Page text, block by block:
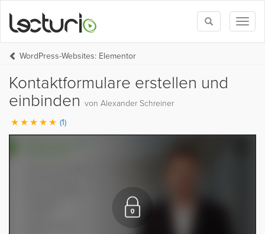
Toggle
search
WordPress-Websites: Elementor
Kontaktformulare erstellen und
einbinden von Alexander Schreiner
(1)